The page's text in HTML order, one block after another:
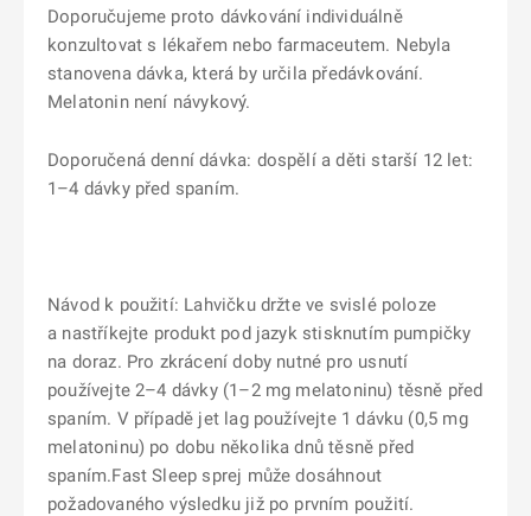
Doporučujeme proto dávkování individuálně
konzultovat s lékařem nebo farmaceutem. Nebyla
stanovena dávka, která by určila předávkování.
Melatonin není návykový.
Doporučená denní dávka: dospělí a děti starší 12 let:
1–4 dávky před spaním.
Návod k použití: Lahvičku držte ve svislé poloze
a nastříkejte produkt pod jazyk stisknutím pumpičky
na doraz. Pro zkrácení doby nutné pro usnutí
používejte 2–4 dávky (1–2 mg melatoninu) těsně před
spaním. V případě jet lag používejte 1 dávku (0,5 mg
melatoninu) po dobu několika dnů těsně před
spaním.Fast Sleep sprej může dosáhnout
požadovaného výsledku již po prvním použití.